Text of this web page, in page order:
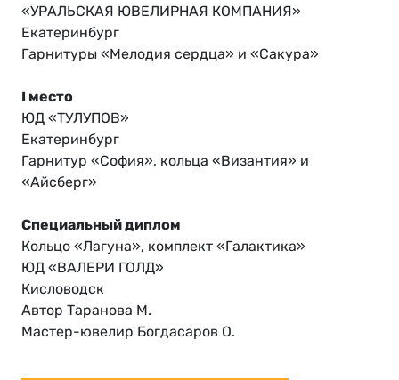
«УРАЛЬСКАЯ ЮВЕЛИРНАЯ КОМПАНИЯ»
Екатеринбург
Гарнитуры «Мелодия сердца» и «Сакура»
I место
ЮД «ТУЛУПОВ»
Екатеринбург
Гарнитур «София», кольца «Византия» и
«Айсберг»
Специальный диплом
Кольцо «Лагуна», комплект «Галактика»
ЮД «ВАЛЕРИ ГОЛД»
Кисловодск
Автор Таранова М.
Мастер-ювелир Богдасаров О.